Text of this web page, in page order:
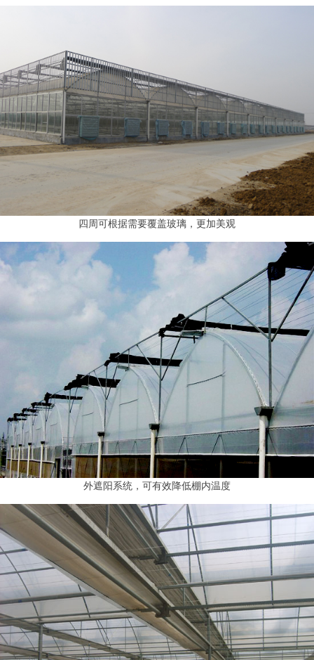
四周可根据需要覆盖玻璃，更加美观
外遮阳系统，可有效降低棚内温度